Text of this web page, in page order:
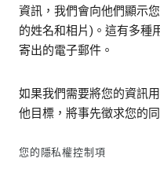
資訊，我們會向他們顯示
的姓名和相片)。這有多種
寄出的電子郵件。
如果我們需要將您的資訊
他目標，將事先徵求您的同
您的隱私權控制項